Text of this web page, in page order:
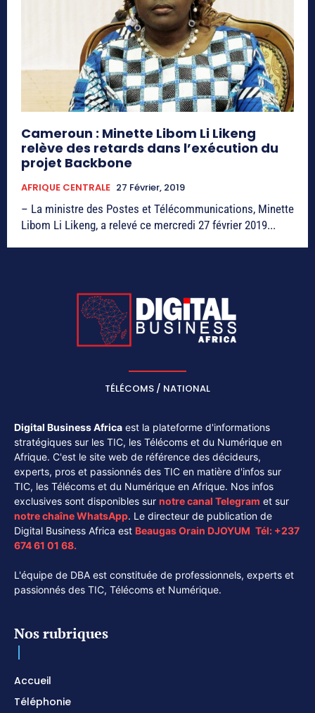
Cameroun : Minette Libom Li Likeng
relève des retards dans l’exécution du
projet Backbone
AFRIQUE CENTRALE 27 Février, 2019
– La ministre des Postes et Télécommunications, Minette
Libom Li Likeng, a relevé ce mercredi 27 février 2019...
TÉLÉCOMS / NATIONAL
Digital Business Africa est la plateforme d'informations
stratégiques sur les TIC, les Télécoms et du Numérique en
Afrique. C'est le site web de référence des décideurs,
experts, pros et passionnés des TIC en matière d'infos sur
TIC, les Télécoms et du Numérique en Afrique. Nos infos
exclusives sont disponibles sur notre canal Telegram et sur
notre chaîneWhatsApp. Le directeur de publication de
Digital Business Africa est Beaugas Orain DJOYUM. Tél: +237
674 61 01 68.
L'équipe de DBA est constituée de professionnels, experts et
passionnés des TIC, Télécoms et Numérique.
Nos rubriques
Accueil
Téléphonie